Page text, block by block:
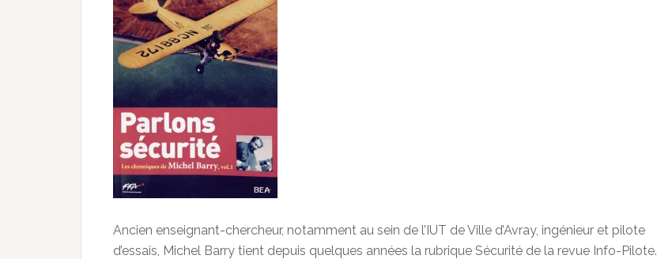
Ancien enseignant-chercheur, notamment au sein de l’IUT de Ville d’Avray, ingénieur et pilote
d’essais, Michel Barry tient depuis quelques années la rubrique Sécurité de la revue Info-Pilote.